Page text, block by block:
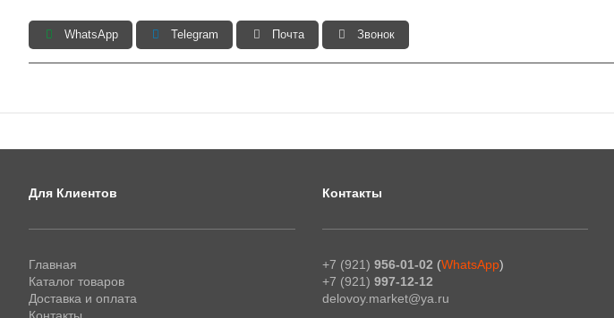
WhatsApp Telegram Почта Звонок
Для Клиентов
Главная
Каталог товаров
Доставка и оплата
Контакты
+7 (921) 956-01-02 (WhatsApp)
+7 (921) 997-12-12
delovoy.market@ya.ru